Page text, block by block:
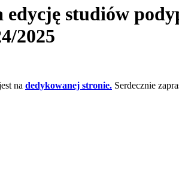
edycję studiów
2025
na dedykowanej stronie. Serdecznie